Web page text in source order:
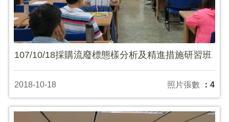
107/10/18採購流廢標態樣分析及精進措施研習班
2018-10-18 照片張數 ：4